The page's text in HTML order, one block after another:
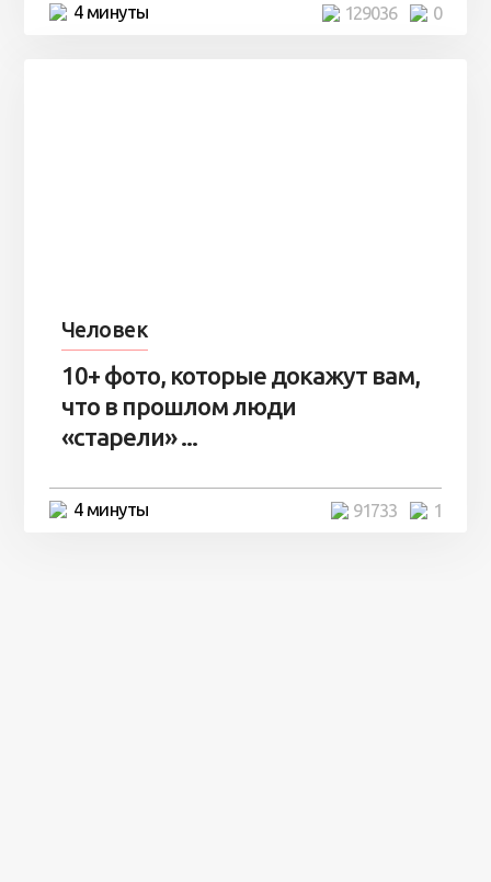
4 минуты 0
129036
Человек
10+ фото, которые докажут вам,
что в прошлом люди
«старели» ...
4 минуты 1
91733